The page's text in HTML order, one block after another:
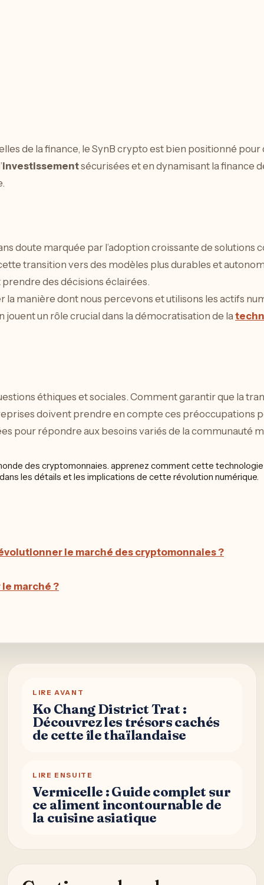
de la finance, le SynB crypto est bien positionné
investissementsécurisées et en dynamisant la finance
doute marquée par l’adoption croissante de solutions
transition vers des modèles plus durables et
des décisions éclairées.
manière dont nous percevons et utilisons les actifs
un rôle crucial dans la démocratisation de la
éthiques et sociales. Comment garantir que la
doivent prendre en compte ces préoccupations
pour répondre aux besoins variés de la communauté
le marché des cryptomonnaies ?
marché ?
LIRE AVANT
Ko Chang District Trat :
Découvrez les trésors cachés
de cette île thaïlandaise
LIRE ENSUITE
Vermicelle : Guide complet sur
ce aliment incontournable de
la cuisine asiatique